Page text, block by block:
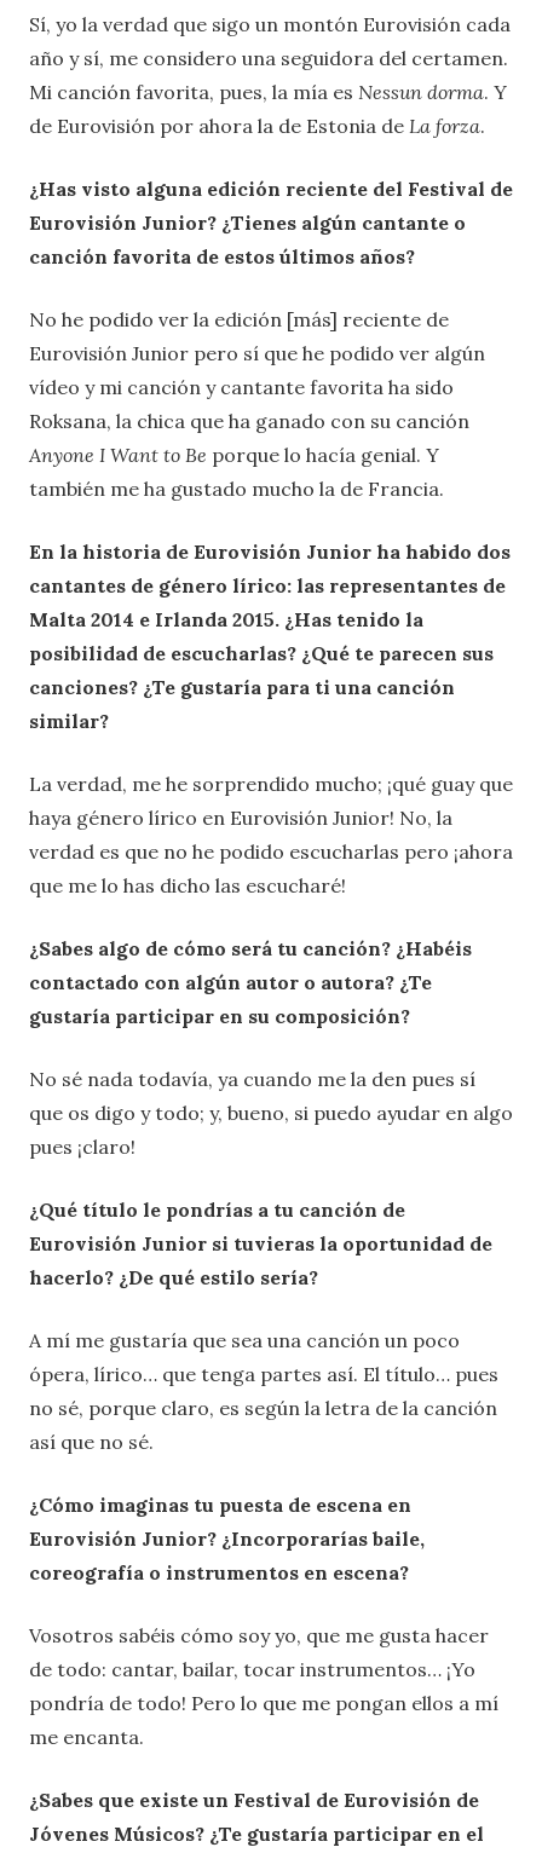
Sí, yo la verdad que sigo un montón Eurovisión cada
año y sí, me considero una seguidora del certamen.
Mi canción favorita, pues, la mía es Nessun dorma. Y
de Eurovisión por ahora la de Estonia de La forza.
¿Has visto alguna edición reciente del Festival de
Eurovisión Junior? ¿Tienes algún cantante o
canción favorita de estos últimos años?
No he podido ver la edición [más] reciente de
Eurovisión Junior pero sí que he podido ver algún
vídeo y mi canción y cantante favorita ha sido
Roksana, la chica que ha ganado con su canción
Anyone I Want to Be porque lo hacía genial. Y
también me ha gustado mucho la de Francia.
En la historia de Eurovisión Junior ha habido dos
cantantes de género lírico: las representantes de
Malta 2014 e Irlanda 2015. ¿Has tenido la
posibilidad de escucharlas? ¿Qué te parecen sus
canciones? ¿Te gustaría para ti una canción
similar?
La verdad, me he sorprendido mucho; ¡qué guay que
haya género lírico en Eurovisión Junior! No, la
verdad es que no he podido escucharlas pero ¡ahora
que me lo has dicho las escucharé!
¿Sabes algo de cómo será tu canción? ¿Habéis
contactado con algún autor o autora? ¿Te
gustaría participar en su composición?
No sé nada todavía, ya cuando me la den pues sí
que os digo y todo; y, bueno, si puedo ayudar en algo
pues ¡claro!
¿Qué título le pondrías a tu canción de
Eurovisión Junior si tuvieras la oportunidad de
hacerlo? ¿De qué estilo sería?
A mí me gustaría que sea una canción un poco
ópera, lírico… que tenga partes así. El título… pues
no sé, porque claro, es según la letra de la canción
así que no sé.
¿Cómo imaginas tu puesta de escena en
Eurovisión Junior? ¿Incorporarías baile,
coreografía o instrumentos en escena?
Vosotros sabéis cómo soy yo, que me gusta hacer
de todo: cantar, bailar, tocar instrumentos… ¡Yo
pondría de todo! Pero lo que me pongan ellos a mí
me encanta.
¿Sabes que existe un Festival de Eurovisión de
Jóvenes Músicos? ¿Te gustaría participar en el